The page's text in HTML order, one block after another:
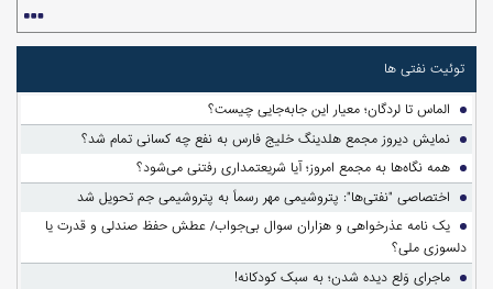
توئیت نفتی ها
الماس تا لردگان؛ معیار این جابه‌جایی چیست؟
نمایش دیروز مجمع هلدینگ خلیج فارس به نفع چه کسانی تمام شد؟
همه نگاه‌ها به مجمع امروز؛ آیا شریعتمداری رفتنی می‌شود؟
اختصاصی "نفتی‌ها": پتروشیمی مهر رسماً به پتروشیمی جم تحویل شد
یک نامه عذرخواهی و هزاران سوال بی‌جواب/ عطش حفظ صندلی و قدرت یا
دلسوزی ملی؟
ماجرای وَلع دیده شدن؛ به سبک کودکانه!